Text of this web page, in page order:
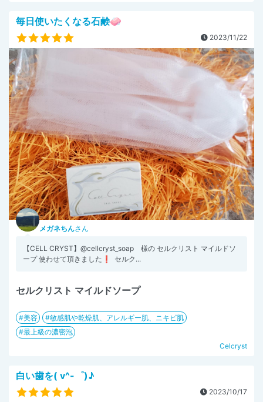
毎日使いたくなる石鹸🧼
2023/11/22
メガネちんさん
【CELL CRYST】@cellcryst_soap 様の セルクリスト マイルドソ
ープ 使わせて頂きました❗ ⁡ ⁡セルク...
セルクリスト マイルドソープ
美容
敏感肌や乾燥肌、アレルギー肌、ニキビ肌
最上級の濃密泡
Celcryst
白い歯を( v^-゜)♪
2023/10/17